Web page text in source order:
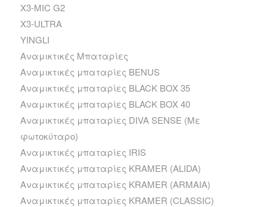
X3-MIC G2
X3-ULTRA
YINGLI
Αναμικτικές Μπαταρίες
Αναμικτικές μπαταρίες BENUS
Αναμικτικές μπαταρίες BLACK BOX 35
Αναμικτικές μπαταρίες BLACK BOX 40
Αναμικτικές μπαταρίες DIVA SENSE (Με
φωτοκύταρο)
Αναμικτικές μπαταρίες IRIS
Αναμικτικές μπαταρίες KRAMER (ALIDA)
Αναμικτικές μπαταρίες KRAMER (ARMAIA)
Αναμικτικές μπαταρίες KRAMER (CLASSIC)